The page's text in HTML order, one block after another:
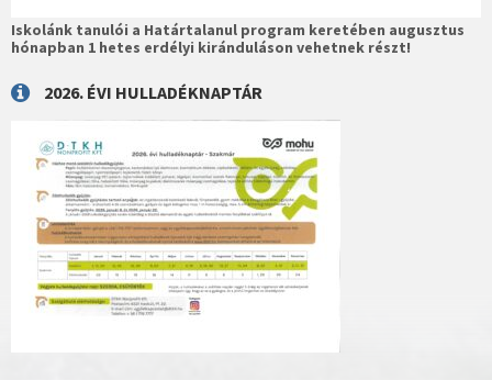
Iskolánk tanulói a Határtalanul program keretében augusztus
hónapban 1 hetes erdélyi kiránduláson vehetnek részt!
2026. ÉVI HULLADÉKNAPTÁR